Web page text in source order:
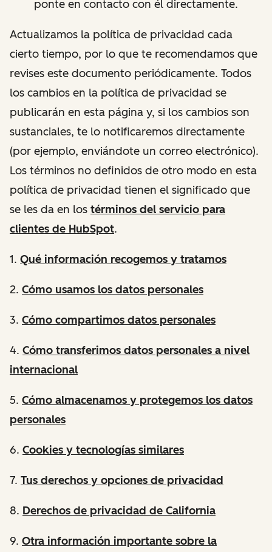
ponte en contacto con él directamente.
Actualizamos la política de privacidad cada
cierto tiempo, por lo que te recomendamos que
revises este documento periódicamente. Todos
los cambios en la política de privacidad se
publicarán en esta página y, si los cambios son
sustanciales, te lo notificaremos directamente
(por ejemplo, enviándote un correo electrónico).
Los términos no definidos de otro modo en esta
política de privacidad tienen el significado que
se les da en los términos del servicio para
clientes de HubSpot.
1. Qué información recogemos y tratamos
2. Cómo usamos los datos personales
3. Cómo compartimos datos personales
4. Cómo transferimos datos personales a nivel
internacional
5. Cómo almacenamos y protegemos los datos
personales
6. Cookies y tecnologías similares
7. Tus derechos y opciones de privacidad
8. Derechos de privacidad de California
9. Otra información importante sobre la